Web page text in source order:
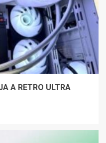
A RETRO ULTRA